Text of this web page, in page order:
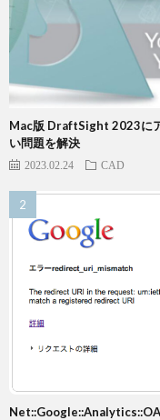
Mac版 DraftSight 2023に
い問題を解決
2023.02.24 CAD